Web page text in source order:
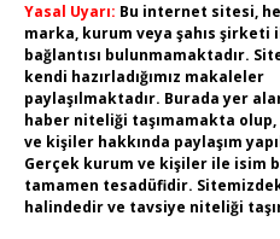
Yasal Uyarı: Bu internet sitesi,
marka, kurum veya şahıs şirketi
bağlantısı bulunmamaktadır.
kendi hazırladığımız makaleler
paylaşılmaktadır. Burada yer
haber niteliği taşımamakta
ve kişiler hakkında paylaşım
Gerçek kurum ve kişiler ile isim
tamamen tesadüfidir.
halindedir ve tavsiye niteliği